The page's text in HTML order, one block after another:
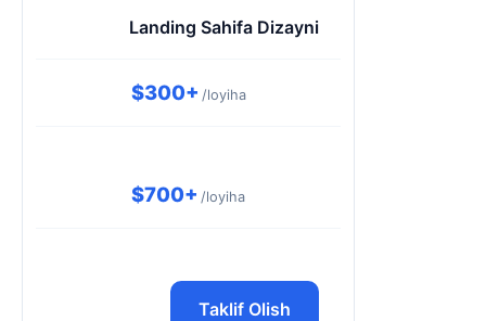
Landing Sahifa Dizayni
$300+ /loyiha
$700+ /loyiha
Taklif Olish